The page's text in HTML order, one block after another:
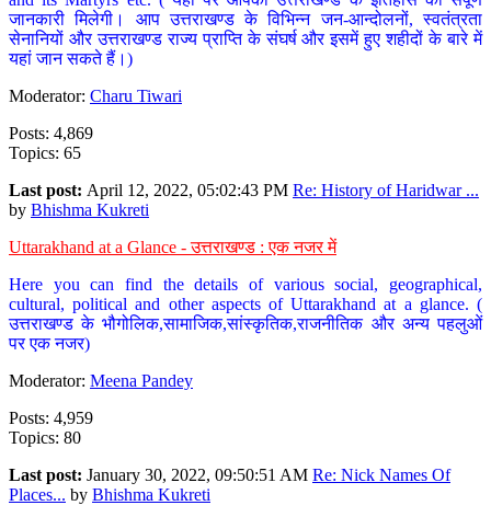
जानकारी मिलेगी। आप उत्तराखण्ड के विभिन्न जन-आन्दोलनों, स्वतंत्रता
सेनानियों और उत्तराखण्ड राज्य प्राप्ति के संघर्ष और इसमें हुए शहीदों के बारे में
यहां जान सकते हैं।)
Moderator: Charu Tiwari
Posts: 4,869
Topics: 65
Last post: April 12, 2022, 05:02:43 PM Re: History of Haridwar ...
by Bhishma Kukreti
Uttarakhand at a Glance - उत्तराखण्ड : एक नजर में
Here you can find the details of various social, geographical,
cultural, political and other aspects of Uttarakhand at a glance. (
उत्तराखण्ड के भौगोलिक,सामाजिक,सांस्कृतिक,राजनीतिक और अन्य पहलुओं
पर एक नजर)
Moderator: Meena Pandey
Posts: 4,959
Topics: 80
Last post: January 30, 2022, 09:50:51 AM Re: Nick Names Of
Places... by Bhishma Kukreti